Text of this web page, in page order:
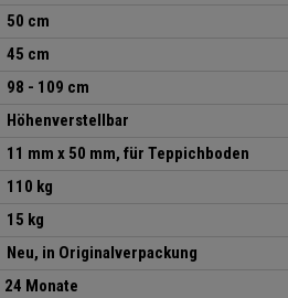
50 cm
45 cm
98 - 109 cm
Höhenverstellbar
11 mm x 50 mm, für Teppichboden
110 kg
15 kg
Neu, in Originalverpackung
24 Monate